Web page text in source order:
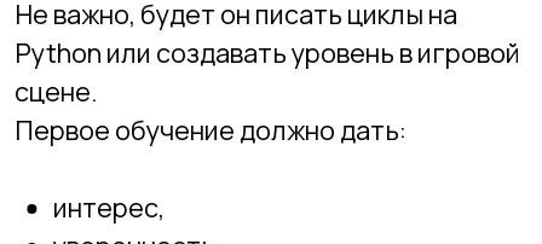
базовое понятие о логике.
Если начать слишком сложно — ребёнок
потеряет мотивацию.
Идеальный старт —